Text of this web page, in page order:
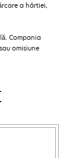
a hârtiei,
Compania
omisiune